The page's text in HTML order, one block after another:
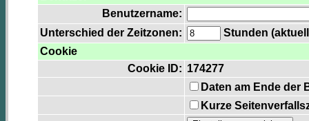
Benutzername:
Unterschied der Zeitzonen:
Stunden
Cookie
Cookie ID: 174277
Daten am Ende der
Kurze